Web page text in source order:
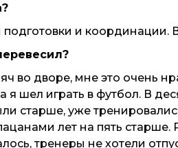
и координации.
во дворе, мне это очень
я шел играть в футбол. В
старше, уже
лет на пять
тренеры не хотели